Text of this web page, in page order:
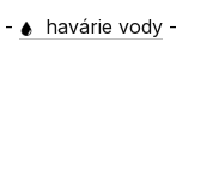
- havárie vody -